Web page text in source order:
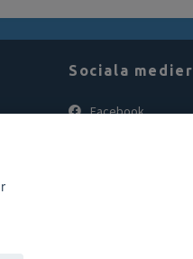
Sociala medier
Facebook